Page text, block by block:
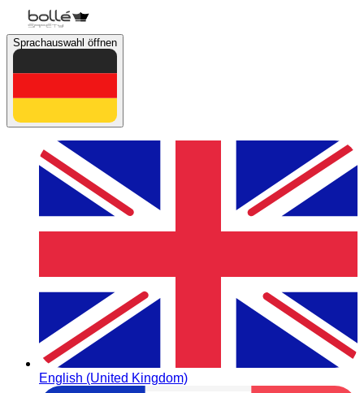
Sprachauswahl öffnen
English (United Kingdom)